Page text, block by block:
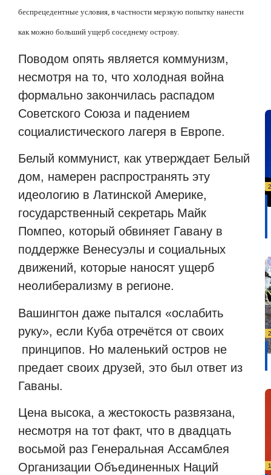
беспрецедентные условия, в частности мерзкую попытку нанести
как можно больший ущерб соседнему острову.
Поводом опять является коммунизм,
несмотря на то, что холодная война
формально закончилась распадом
Советского Союза и падением
социалистического лагеря в Европе.
Белый коммунист, как утверждает Белый
дом, намерен распространять эту
идеологию в Латинской Америке,
государственный секретарь Майк
Помпео, который обвиняет Гавану в
поддержке Венесуэлы и социальных
движений, которые наносят ущерб
неолиберализму в регионе.
Вашингтон даже пытался «ослабить
руку», если Куба отречётся от своих
принципов. Но маленький остров не
предает своих друзей, это был ответ из
Гаваны.
Цена высока, а жестокость развязана,
несмотря на тот факт, что в двадцать
восьмой раз Генеральная Ассамблея
Организации Объединенных Наций